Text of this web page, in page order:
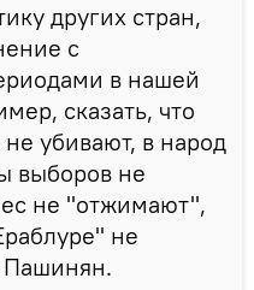
других стран,
с
в нашей
сказать, что
убивают, в народ
выборов не
не "отжимают",
не
Пашинян.